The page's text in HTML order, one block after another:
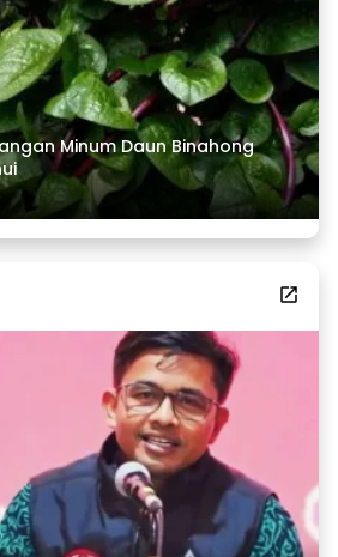
Minum Daun Binahong